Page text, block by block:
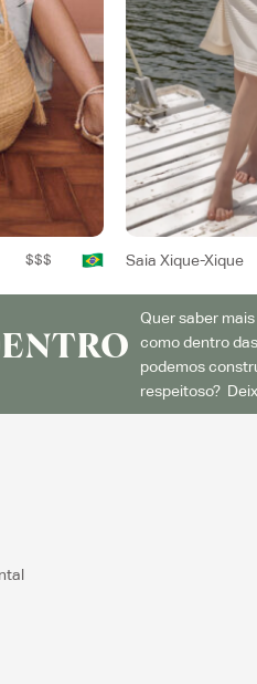
$$$ Saia Xique-Xique
Quer saber
como dentro
podemos
respeitoso?